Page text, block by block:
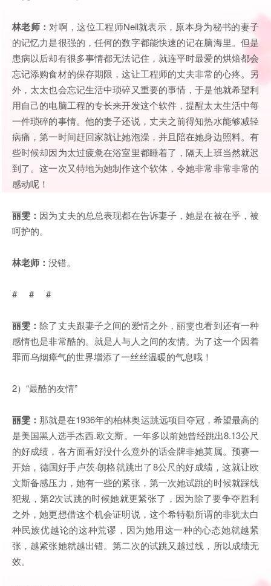
林老师：对啊，这位工程师Neil就表示，原本身为秘书的妻子
的记忆力是很强的，任何的数字都能快速的记在脑海里。但是
患病以后却有很多事情都无法记住，就连平时最爱的烘焙都会
忘记添购食材的保存期限，这让工程师的丈夫非常的心疼。另
外，太太也会忘记生活中琐碎又重要的事情，于是他就希望利
用自己的电脑工程的专长来开发这个软件，提醒太太生活中每
一件琐碎的事情。他的妻子还说，丈夫之前得知热水能够减轻
病痛，第一时间赶回家就让她泡澡，并且陪在她身边照料。有
些时候却因为太过疲惫在浴室里都睡着了，隔天上班当然就迟
到了。这一次又特地为她制作这个软体，令她非常非常非常的
感动呢！
丽雯： 因为丈夫的总总表现都在告诉妻子，她是在被在乎，被
呵护的。
林老师： 没错。
# # #
丽雯：除了丈夫跟妻子之间的爱情之外，丽雯也看到还有一种
感情也是非常酷的。就是人与人之间的友情。为了这一个因着
罪而乌烟瘴气的世界增添了一丝丝温暖的气息哦！
2）“最酷的友情”
丽雯：那就是在1936年的柏林奥运跳远项目夺冠，希望最高的
是美国黑人选手杰西.欧文斯。一年多以前她曾经跳出8.13公尺
的好成绩，各方面看好没什么意外的话金牌非她莫属。预赛一
开始，德国好手卢茨·朗格就跳出了8公尺的好成绩，这就让欧
文斯备感压力，她有一些的紧张，第一次她试跳的时候就踩线
犯规，第2次试跳的时候她就更紧张了，因为除了要争夺胜利
之外，她更想借这个机会证明说，这个希特勒所谓的非犹太白
种民族优越论的这种荒谬，因为她用这一种的心态她就越紧
张，越紧张她就越出错。第二次的试跳又越过线，所以成绩无
效。